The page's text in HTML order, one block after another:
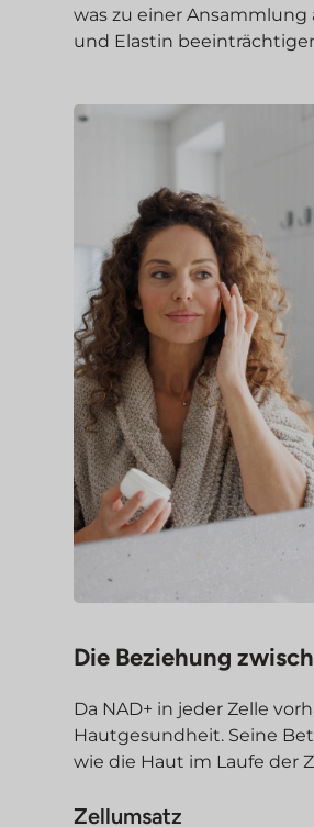
was zu einer
und Elastin
Die Beziehung
Da NAD+ in jeder Zelle
Hautgesundheit. Seine
wie die Haut im Laufe der
Zellumsatz